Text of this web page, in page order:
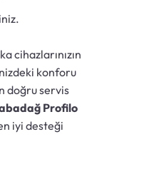
cihazlarınızın
konforu
doğru servis
Profilo
iyi desteği